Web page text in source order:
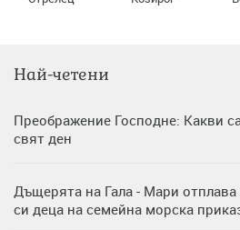
Най-четени
Преображение Господне: Какви
свят ден
Дъщерята на Гала - Мари
си деца на семейна морска